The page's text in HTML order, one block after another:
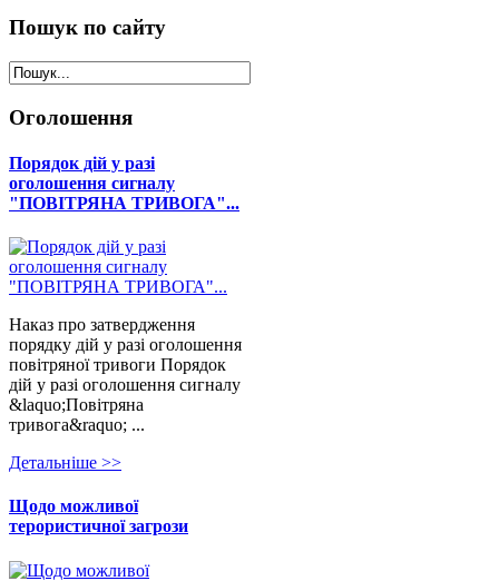
Пошук по сайту
Оголошення
Порядок дій у разі
оголошення сигналу
"ПОВІТРЯНА ТРИВОГА"...
Наказ про затвердження
порядку дій у разі оголошення
повітряної тривоги Порядок
дій у разі оголошення сигналу
&laquo;Повітряна
тривога&raquo; ...
Детальнiше >>
Щодо можливої
терористичної загрози